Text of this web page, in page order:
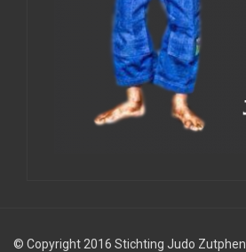
© Copyright 2016 Stichting Judo Zutphen